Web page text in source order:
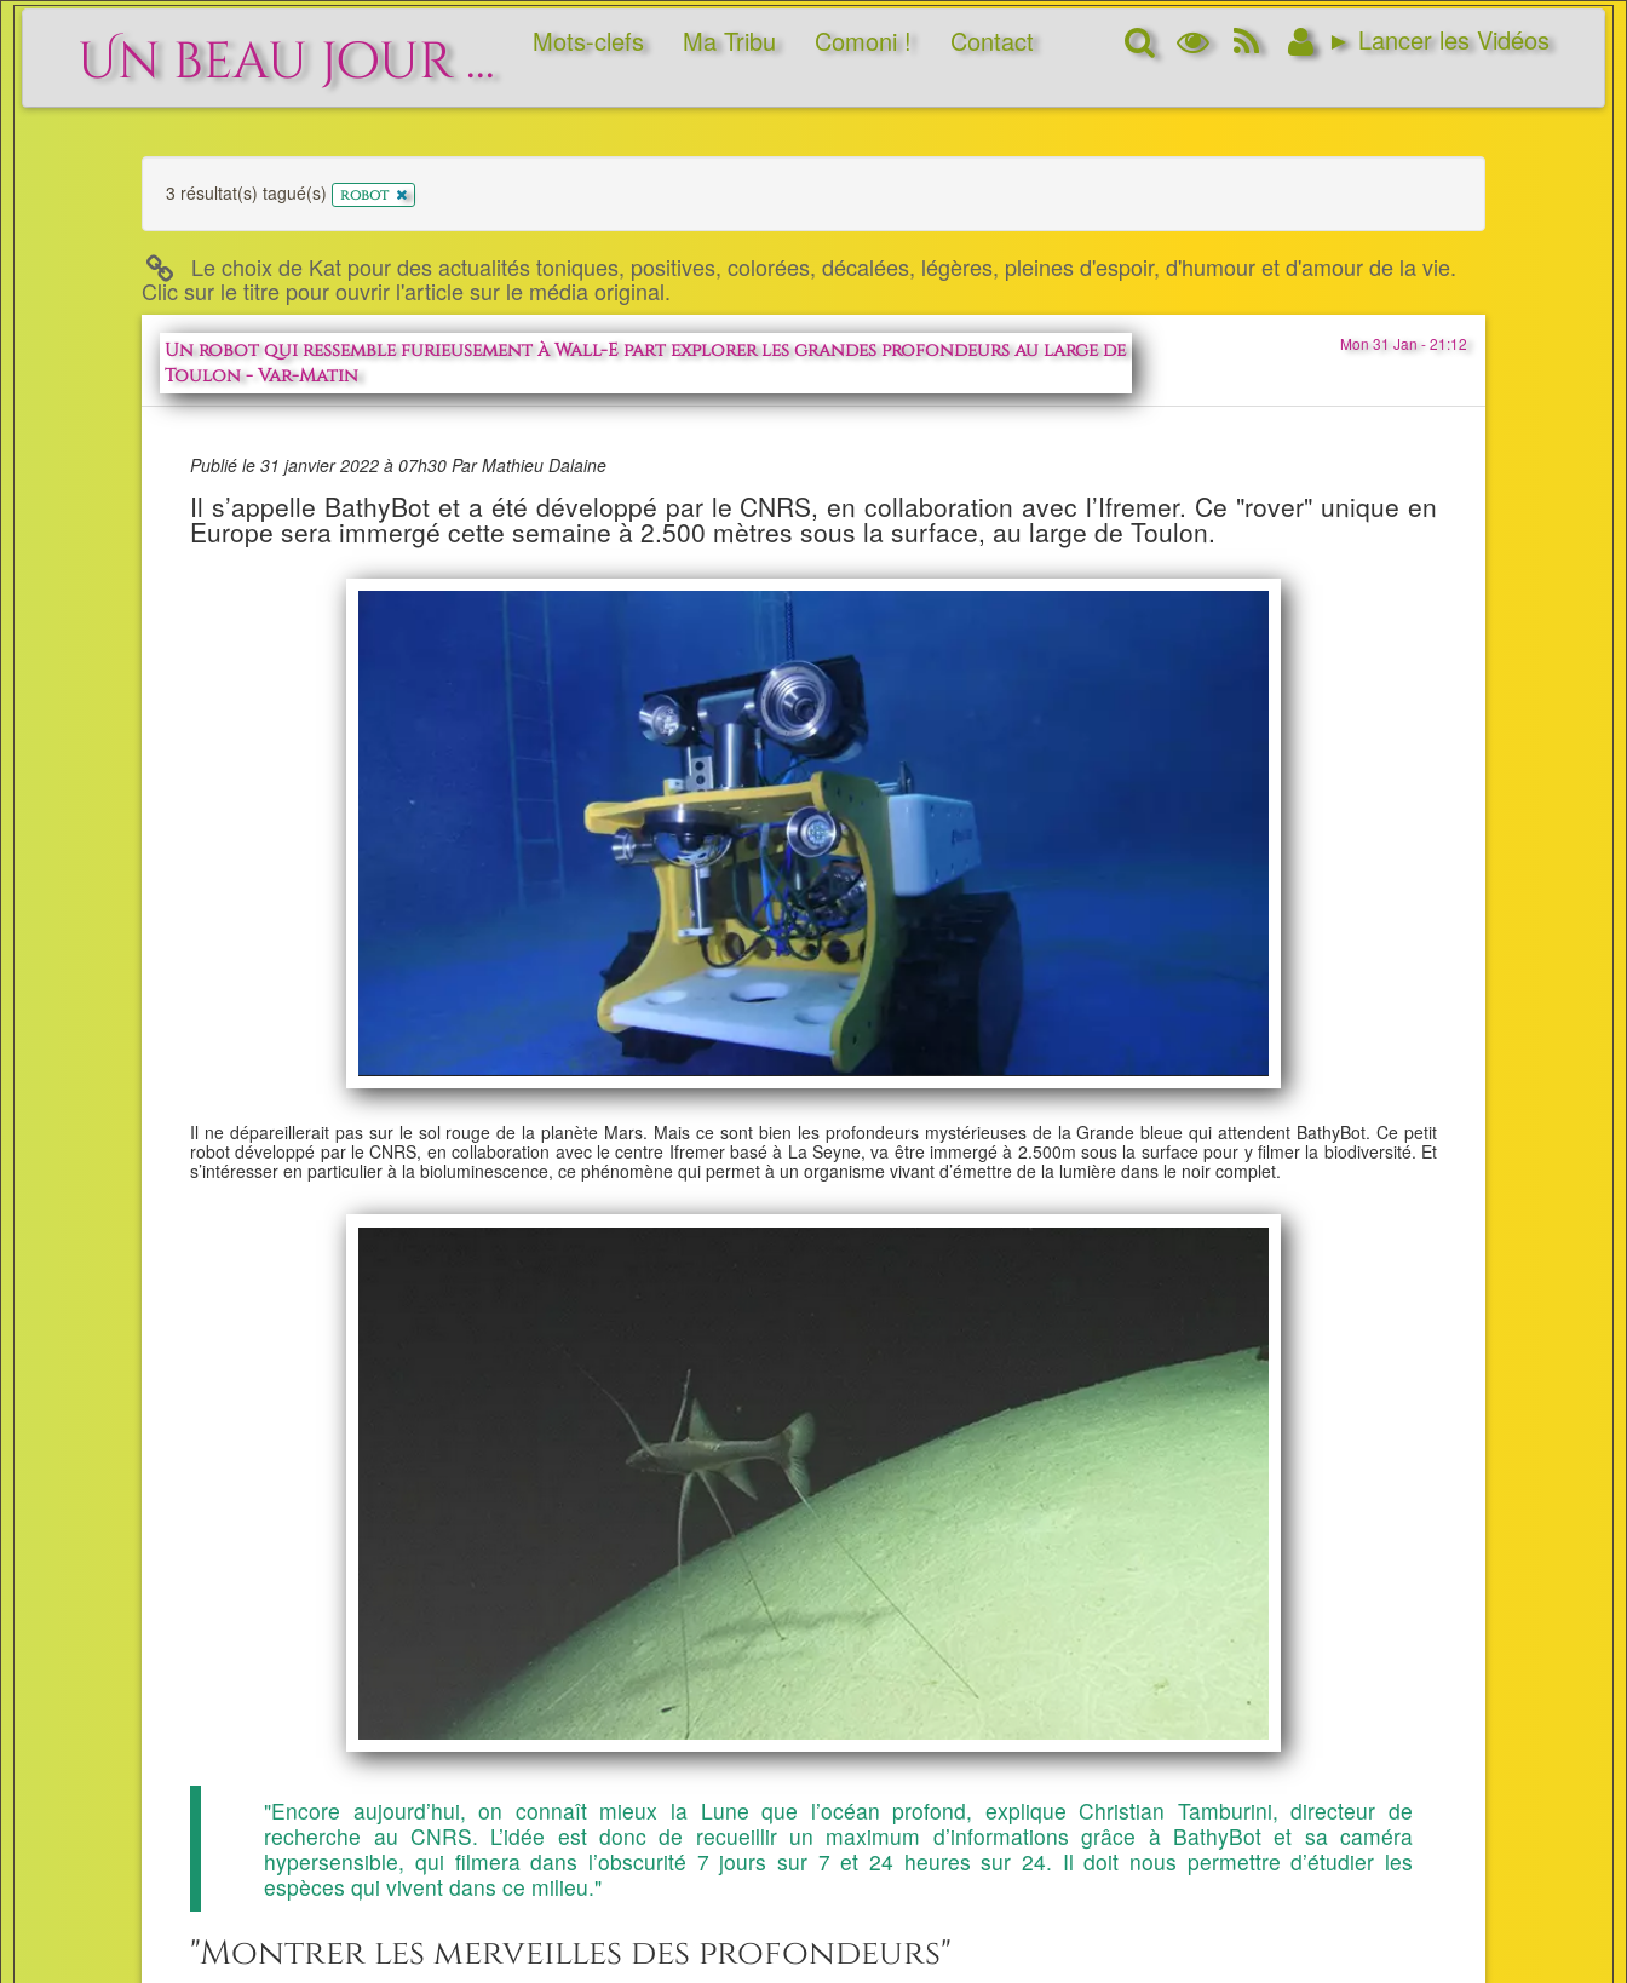
Un beau jour ... Mots-clefs Ma Tribu Comoni ! Contact ► Lancer les Vidéos
Rechercher
Options
d’affichage
RSS
Feed
Connexion
3 résultat(s) tagué(s) robot x
Le choix de Kat pour des actualités toniques, positives, colorées, décalées, légères, pleines d'espoir, d'humour et d'amour de la vie.
Clic sur le titre pour ouvrir l'article sur le média original.
Un robot qui ressemble furieusement à Wall-E part explorer les grandes profondeurs au large de
Toulon - Var-Matin
Mon 31 Jan - 21:12
Publié le 31 janvier 2022 à 07h30 Par Mathieu Dalaine
Il s’appelle BathyBot et a été développé par le CNRS, en collaboration avec l’Ifremer. Ce "rover" unique en
Europe sera immergé cette semaine à 2.500 mètres sous la surface, au large de Toulon.
Il ne dépareillerait pas sur le sol rouge de la planète Mars. Mais ce sont bien les profondeurs mystérieuses de la Grande bleue qui attendent BathyBot. Ce petit
robot développé par le CNRS, en collaboration avec le centre Ifremer basé à La Seyne, va être immergé à 2.500m sous la surface pour y filmer la biodiversité. Et
s’intéresser en particulier à la bioluminescence, ce phénomène qui permet à un organisme vivant d’émettre de la lumière dans le noir complet.
"Encore aujourd’hui, on connaît mieux la Lune que l’océan profond, explique Christian Tamburini, directeur de
recherche au CNRS. L’idée est donc de recueillir un maximum d’informations grâce à BathyBot et sa caméra
hypersensible, qui filmera dans l’obscurité 7 jours sur 7 et 24 heures sur 24. Il doit nous permettre d’étudier les
espèces qui vivent dans ce milieu."
"Montrer les merveilles des profondeurs"